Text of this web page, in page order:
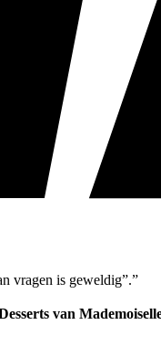
vragen is geweldig”.”
van